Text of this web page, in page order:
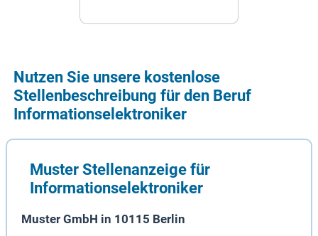
Nutzen Sie unsere kostenlose
Stellenbeschreibung für den Beruf
Informationselektroniker
Muster Stellenanzeige für
Informationselektroniker
Muster GmbH in 10115 Berlin